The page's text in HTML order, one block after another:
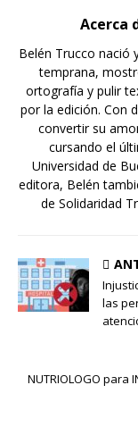
Acerca
Belén Trucco nació
temprana,
ortografía y pulir
por la edición. Con
convertir su
cursando el
Universidad de
editora, Belén
de Solidaridad
las
NUTRIOLOGO para